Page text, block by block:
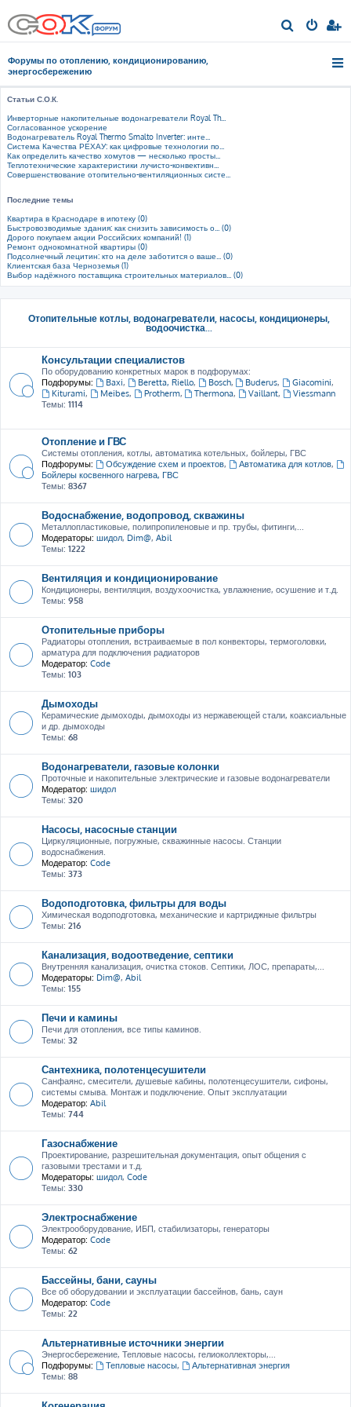
о
Форумы по отоплению, кондиционированию,
энергосбережению
Статьи С.О.К.
Инверторные накопительные водонагреватели Royal Th...
Согласованное ускорение
Водонагреватель Royal Thermo Smalto Inverter: инте...
Система Качества РЕХАУ: как цифровые технологии по...
Как определить качество хомутов — несколько просты...
Теплотехнические характеристики лучисто-конвективн...
Совершенствование отопительно-вентиляционных систе...
Последние темы
Квартира в Краснодаре в ипотеку (0)
Быстровозводимые здания: как снизить зависимость о... (0)
Дорого покупаем акции Российских компаний! (1)
Ремонт однокомнатной квартиры (0)
Подсолнечный лецитин: кто на деле заботится о ваше... (0)
Клиентская база Черноземья (1)
Выбор надёжного поставщика строительных материалов... (0)
Отопительные котлы, водонагреватели, насосы, кондиционеры,
водоочистка...
Консультации специалистов
По оборудованию конкретных марок в подфорумах:
Подфорумы:
Baxi, Beretta, Riello, Bosch, Buderus, Giacomini,
Kiturami, Meibes, Protherm, Thermona, Vaillant,
Viessmann
Темы: 1114
Отопление и ГВС
Системы отопления, котлы, автоматика котельных, бойлеры, ГВС
Подфорумы:
Обсуждение схем и проектов, Автоматика для котлов,
Бойлеры косвенного нагрева, ГВС
Темы: 8367
Водоснабжение, водопровод, скважины
Металлопластиковые, полипропиленовые и пр. трубы, фитинги,...
Модераторы: шидол, Dim@, Abil
Темы: 1222
Вентиляция и кондиционирование
Кондиционеры, вентиляция, воздухоочистка, увлажнение, осушение и т.д.
Темы: 958
Отопительные приборы
Радиаторы отопления, встраиваемые в пол конвекторы, термоголовки,
арматура для подключения радиаторов
Модератор: Code
Темы: 103
Дымоходы
Керамические дымоходы, дымоходы из нержавеющей стали, коаксиальные
и др. дымоходы
Темы: 68
Водонагреватели, газовые колонки
Проточные и накопительные электрические и газовые водонагреватели
Модератор: шидол
Темы: 320
Насосы, насосные станции
Циркуляционные, погружные, скважинные насосы. Станции
водоснабжения.
Модератор: Code
Темы: 373
Водоподготовка, фильтры для воды
Химическая водоподготовка, механические и картриджные фильтры
Темы: 216
Канализация, водоотведение, септики
Внутренняя канализация, очистка стоков. Септики, ЛОС, препараты,...
Модераторы: Dim@, Abil
Темы: 155
Печи и камины
Печи для отопления, все типы каминов.
Темы: 32
Сантехника, полотенцесушители
Санфаянс, смесители, душевые кабины, полотенцесушители, сифоны,
системы смыва. Монтаж и подключение. Опыт эксплуатации
Модератор: Abil
Темы: 744
Газоснабжение
Проектирование, разрешительная документация, опыт общения с
газовыми трестами и т.д.
Модераторы: шидол, Code
Темы: 330
Электроснабжение
Электрооборудование, ИБП, стабилизаторы, генераторы
Модератор: Code
Темы: 62
Бассейны, бани, сауны
Все об оборудовании и эксплуатации бассейнов, бань, саун
Модератор: Code
Темы: 22
Альтернативные источники энергии
Энергосбережение, Тепловые насосы, гелиоколлекторы,...
Подфорумы:
Тепловые насосы,
Альтернативная энергия
Темы: 88